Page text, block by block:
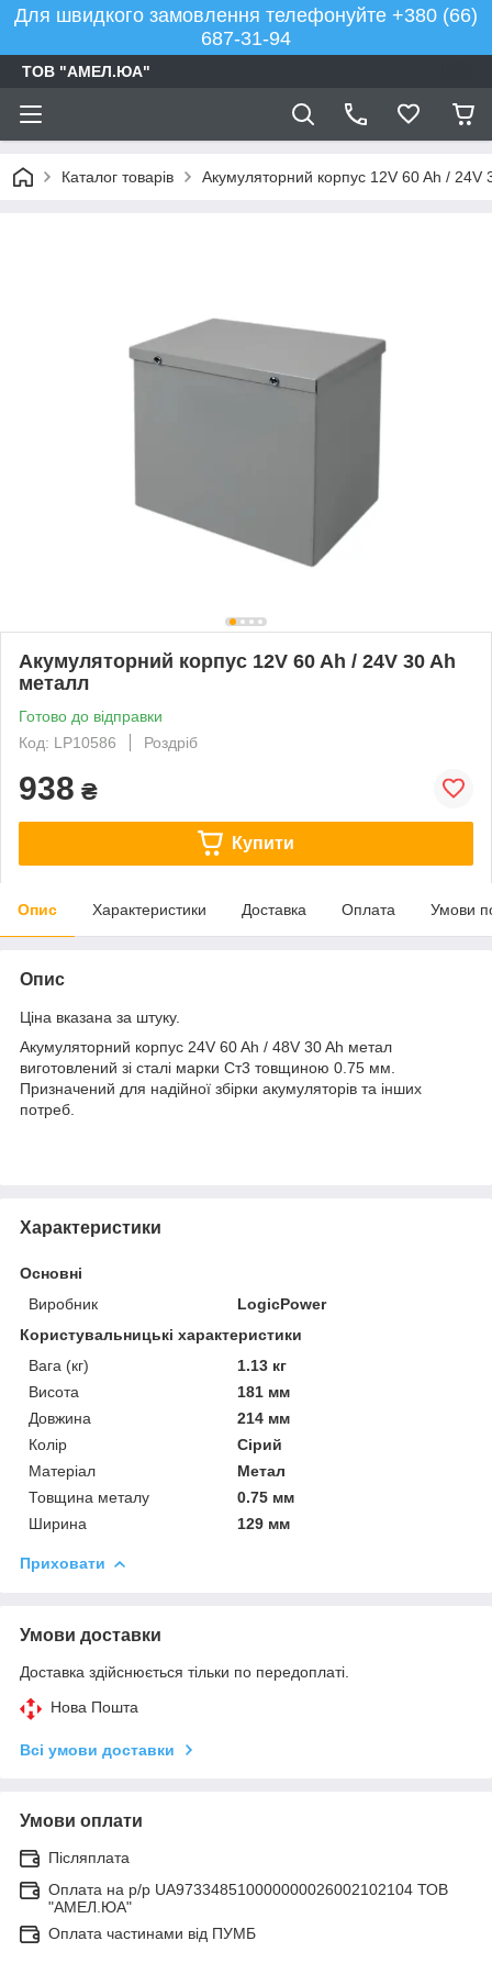
Для швидкого замовлення телефонуйте +380 (66)
687-31-94
ТОВ "АМЕЛ.ЮА"
Каталог товарів Акумуляторний корпус 12V 60 Ah / 24V
Акумуляторний корпус 12V 60 Ah / 24V 30 Ah
металл
Готово до відправки
Код: LP10586
Роздріб
938 ₴
Купити
Опис Характеристики Доставка Оплата Умови
Опис
Ціна вказана за штуку.
Акумуляторний корпус 24V 60 Ah / 48V 30 Ah метал
виготовлений зі сталі марки Ст3 товщиною 0.75 мм.
Призначений для надійної збірки акумуляторів та інших
потреб.
Характеристики
Основні
Виробник
LogicPower
Користувальницькі характеристики
Вага (кг)
1.13 кг
Висота
181 мм
Довжина
214 мм
Колір
Сірий
Матеріал
Метал
Товщина металу
0.75 мм
Ширина
129 мм
Приховати
Умови доставки
Доставка здійснюється тільки по передоплаті.
Нова Пошта
Всі умови доставки
Умови оплати
Післяплата
Оплата на р/р UA973348510000000026002102104 ТОВ
"АМЕЛ.ЮА"
Оплата частинами від ПУМБ